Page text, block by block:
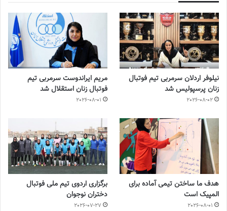
نیلوفر اردلان سرمربی تیم فوتبال
زنان پرسپولیس شد
2026-08-02
مریم ایراندوست سرمربی تیم
فوتبال زنان استقلال شد
2026-08-01
هدف ما ساختن تیمی آماده برای
المپیک است
2026-08-01
برگزاری اردوی تیم ملی فوتبال
دختران نوجوان
2026-07-27